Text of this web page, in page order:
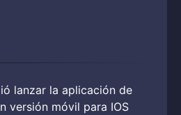
lanzar la aplicación de
versión móvil para IOS